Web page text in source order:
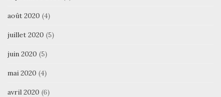
août 2020 (4)
juillet 2020 (5)
juin 2020 (5)
mai 2020 (4)
avril 2020 (6)